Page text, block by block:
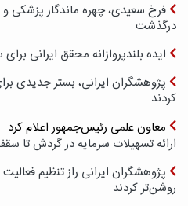
فرخ سعیدی، چهره ماندگار پزشکی
درگذشت
ایده بلندپروازانه محقق ایرانی
پژوهشگران ایرانی، بستر جدیدی
کردند
معاون علمی رئیس‌جمهور اعلام کرد
ارائه تسهیلات سرمایه در گردش تا سقف ۱۰۰ درصد فروش
پژوهشگران ایرانی راز تنظیم
روشن‌تر کردند